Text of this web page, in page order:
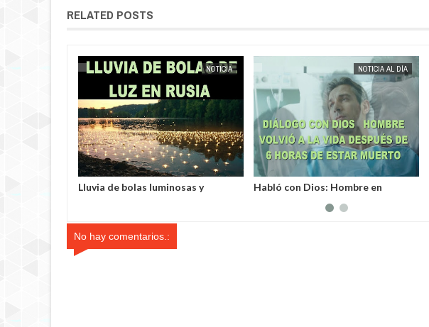
RELATED POSTS
robando
NOTICIA
Lluvia de bolas luminosas y
NOTICIA AL DÍA
Habló con Dios: Hombre en
6 horas de ser declarado muerto
EXTRANOTIX MISTERIO EXTRANOTIX MISTERIO
No hay comentarios.: